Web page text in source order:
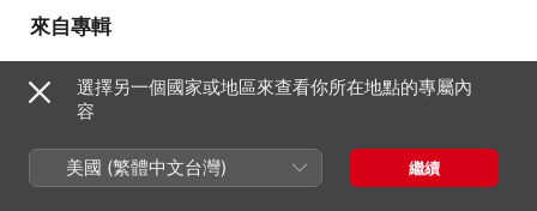
來自專輯
Orchestre Symphonique de Radio-
Genève
里卡多 · 奧特諾波索夫
、
Gianfranco Rivoli
選擇另一個國家或地區來查看你所在地點的專屬內
容
美國 (繁體中文台灣) 繼續